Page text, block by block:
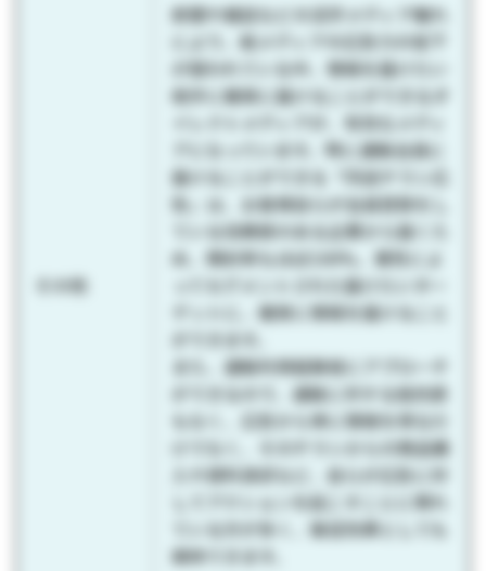
その他
新聞や雑誌などの活字メディア離れ
により、紙メディアの広告力の低下
が謳われている中、情報を届けたい
相手に確実に届けることができるダ
イレクトメディアが、有効なメディ
アになっています。特に通販会員に
届けることができる「同送チラシ広
告」は、お客様自らが会員登録をし
ている信頼感のある企業から届くた
め、開封率もほぼ100%、属性によ
ってセグメントされた届けたいター
ゲットに、確実に情報を届けること
ができます。
また、通販利用経験者にアプローチ
ができるので、通販に対する抵抗感
もなく、広告から単に情報を得るだ
けでなく、そのチラシからの商品購
入や資料請求など、自らが広告に対
してアクションを起こすことに慣れ
ている方が多く、販促効果としても
期待できます。